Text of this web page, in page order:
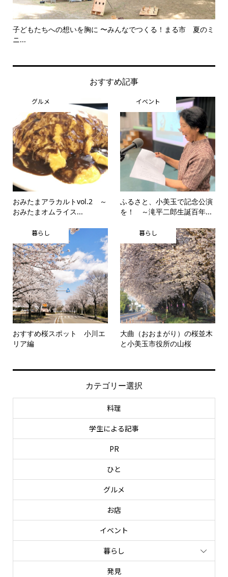
子どもたちへの想いを胸に 〜みんなでつくる！まる市 夏のミ
ニ...
おすすめ記事
グルメ
おみたまアラカルトvol.2 ～
おみたまオムライス...
イベント
ふるさと、小美玉で記念公演
を！ ～滝平二郎生誕百年...
暮らし
おすすめ桜スポット 小川エ
リア編
暮らし
大曲（おおまがり）の桜並木
と小美玉市役所の山桜
カテゴリー選択
料理
学生による記事
PR
ひと
グルメ
お店
イベント
暮らし
発見